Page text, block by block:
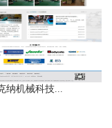
纳机械科技...